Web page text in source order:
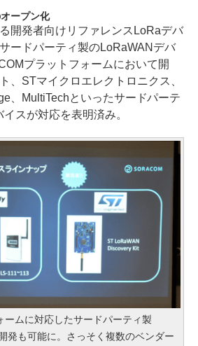
ープン化
開発者向けリファレンスLoRaデバ
ードパーティ製のLoRaWANデバ
プラットフォームにおいて開
、STマイクロエレクトロニクス、
、MultiTechといったサードパーテ
スが対応を表明済み。
ームに対応したサードパーティ製
発も可能に。さっそく複数のベンダー